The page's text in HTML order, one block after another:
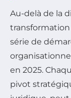
Au-delà de la
transformation
série de
en 2025.
pivot